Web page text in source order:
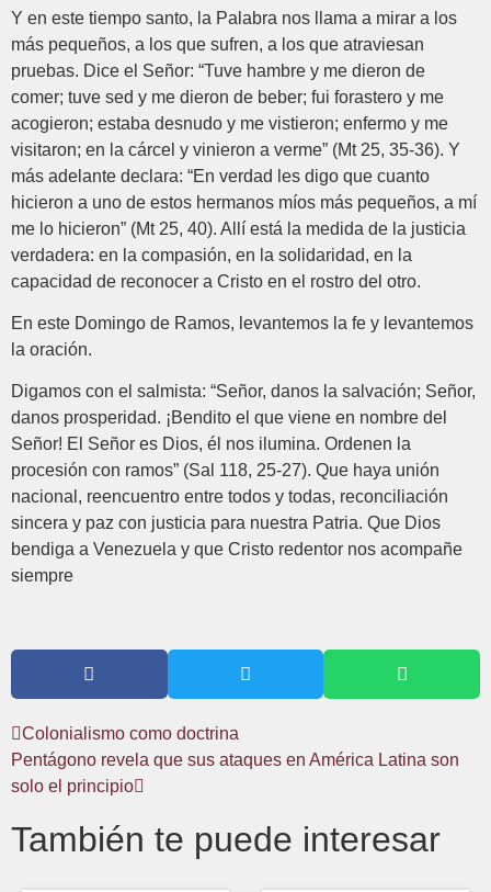
Y en este tiempo santo, la Palabra nos llama a mirar a los
más pequeños, a los que sufren, a los que atraviesan
pruebas. Dice el Señor: “Tuve hambre y me dieron de
comer; tuve sed y me dieron de beber; fui forastero y me
acogieron; estaba desnudo y me vistieron; enfermo y me
visitaron; en la cárcel y vinieron a verme” (Mt 25, 35-36). Y
más adelante declara: “En verdad les digo que cuanto
hicieron a uno de estos hermanos míos más pequeños, a mí
me lo hicieron” (Mt 25, 40). Allí está la medida de la justicia
verdadera: en la compasión, en la solidaridad, en la
capacidad de reconocer a Cristo en el rostro del otro.
En este Domingo de Ramos, levantemos la fe y levantemos
la oración.
Digamos con el salmista: “Señor, danos la salvación; Señor,
danos prosperidad. ¡Bendito el que viene en nombre del
Señor! El Señor es Dios, él nos ilumina. Ordenen la
procesión con ramos” (Sal 118, 25-27). Que haya unión
nacional, reencuentro entre todos y todas, reconciliación
sincera y paz con justicia para nuestra Patria. Que Dios
bendiga a Venezuela y que Cristo redentor nos acompañe
siempre
Colonialismo como doctrina
Pentágono revela que sus ataques en América Latina son
solo el principio
También te puede interesar